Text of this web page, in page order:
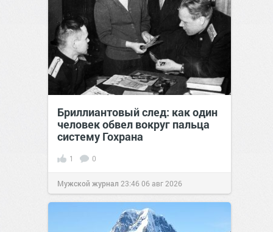
Бриллиантовый след: как один
человек обвел вокруг пальца
систему Гохрана
1 0
Мужской журнал 23:4606 авг 2026